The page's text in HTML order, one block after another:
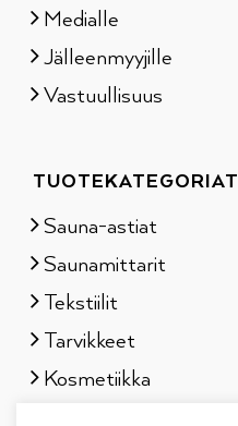
Medialle
Jälleenmyyjille
Vastuullisuus
TUOTEKATEGORIAT
Sauna-astiat
Saunamittarit
Tekstiilit
Tarvikkeet
Kosmetiikka